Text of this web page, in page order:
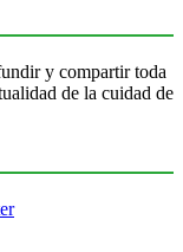
y compartir toda
de la cuidad de